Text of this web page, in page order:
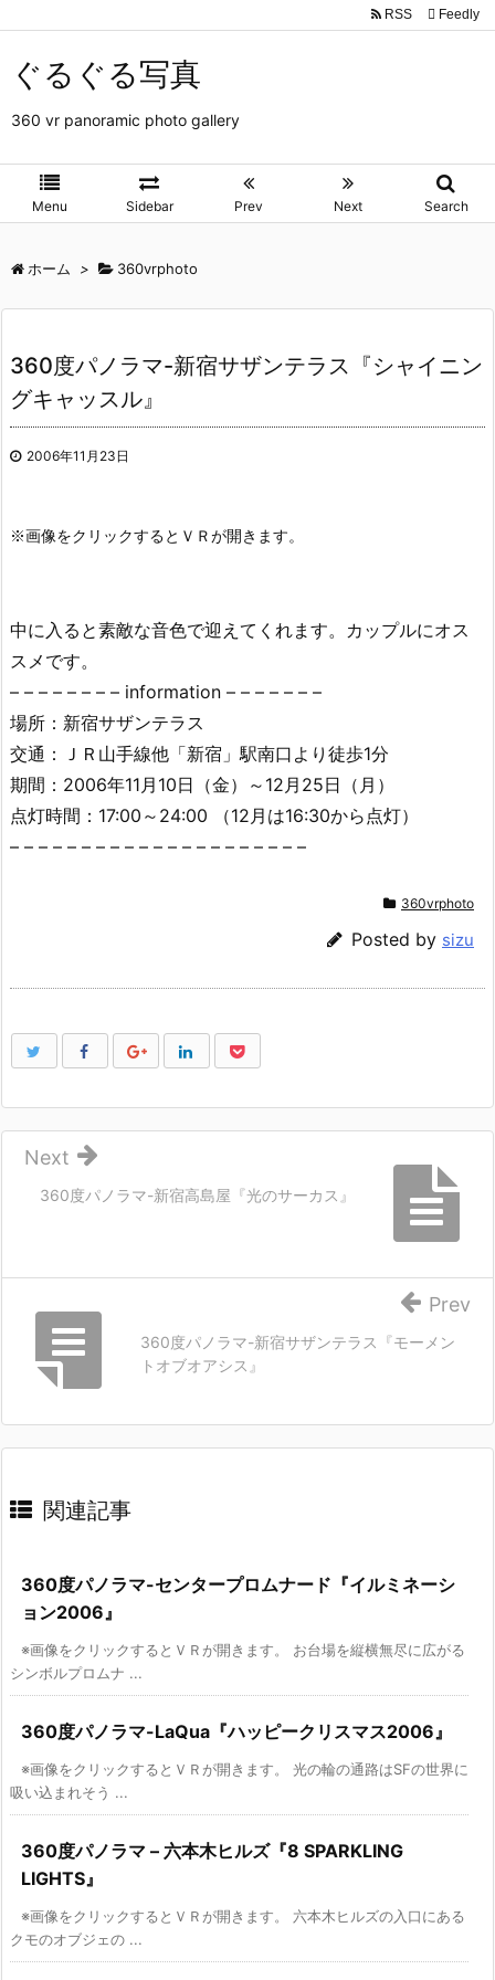
ぐるぐる写真
360 vr panoramic photo gallery
Menu Sidebar Prev Next Search
RSS Feedly
ホーム > 360vrphoto
360度パノラマ-新宿サザンテラス『シャイニン
グキャッスル』
2006年11月23日
中に入ると素敵な音色で迎えてくれます。カップルにオス
スメです。
– – – – – – – – information – – – – – – –
場所：新宿サザンテラス
交通：ＪＲ山手線他「新宿」駅南口より徒歩1分
期間：2006年11月10日（金）～12月25日（月）
点灯時間：17:00～24:00 （12月は16:30から点灯）
– – – – – – – – – – – – – – – – – – – – –
360vrphoto
Posted by sizu
360度パノラマ-新宿高島屋『光のサーカス』
Next
360度パノラマ-新宿サザンテラス『モーメン
トオブオアシス』
Prev
関連記事
360度パノラマ-センタープロムナード『イルミネーシ
ョン2006』
※画像をクリックするとＶＲが開きます。 お台場を縦横無尽に広がる
シンボルプロムナ ...
360度パノラマ-LaQua『ハッピークリスマス2006』
※画像をクリックするとＶＲが開きます。 光の輪の通路はSFの世界に
吸い込まれそう ...
360度パノラマ – 六本木ヒルズ『8 SPARKLING
LIGHTS』
※画像をクリックするとＶＲが開きます。 六本木ヒルズの入口にある
クモのオブジェの ...